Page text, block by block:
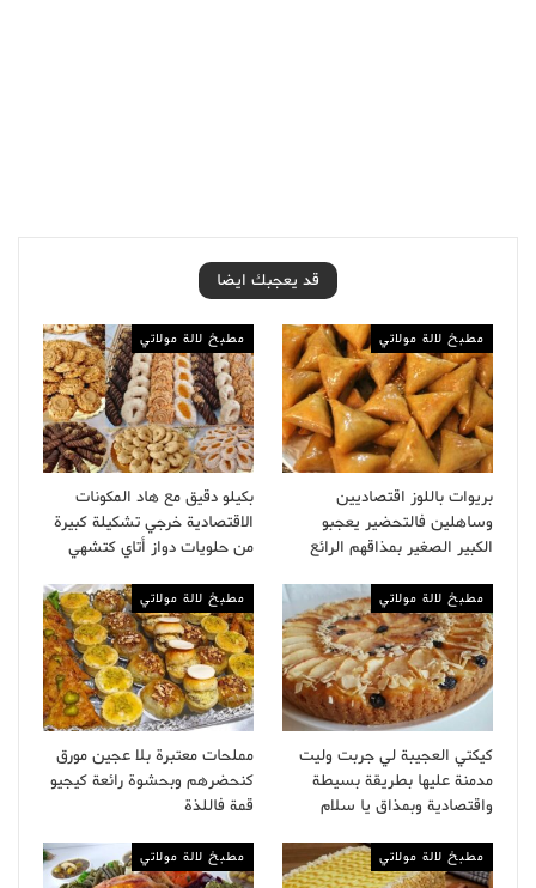
قد يعجبك ايضا
مطبخ لالة مولاتي
بريوات باللوز اقتصاديين
وساهلين فالتحضير يعجبو
الكبير الصغير بمذاقهم الرائع
مطبخ لالة مولاتي
بكيلو دقيق مع هاد المكونات
الاقتصادية خرجي تشكيلة كبيرة
من حلويات دواز أتاي كتشهي
مطبخ لالة مولاتي
كيكتي العجيبة لي جربت وليت
مدمنة عليها بطريقة بسيطة
واقتصادية وبمذاق يا سلام
مطبخ لالة مولاتي
مملحات معتبرة بلا عجين مورق
كنحضرهم وبحشوة رائعة كيجيو
قمة فاللذة
مطبخ لالة مولاتي مطبخ لالة مولاتي